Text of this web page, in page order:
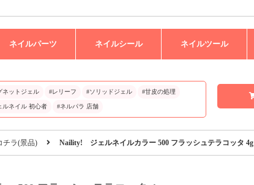
ネイルパーツ ネイルシール ネイルツール
ネットジェル #レリーフ #ソリッドジェル #甘皮の処理
ルネイル 初心者 #ネルパラ 店舗
チラ(景品) Naility! ジェルネイルカラー 500 フラッシュテラコッタ 4g